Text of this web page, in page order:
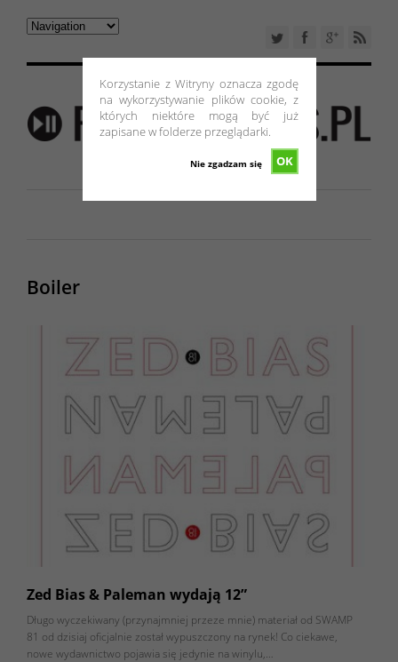
Korzystanie z Witryny oznacza zgodę
na wykorzystywanie plików cookie, z
których niektóre mogą być już
zapisane w folderze przeglądarki.
OK
Nie zgadzam się
Boiler
Zed Bias & Paleman wydają 12”
Długo wyczekiwany (przynajmniej przeze mnie) materiał od SWAMP
81 od dzisiaj oficjalnie został wypuszczony na rynek! Co ciekawe,
nowe wydawnictwo pojawia się jedynie na winylu,…